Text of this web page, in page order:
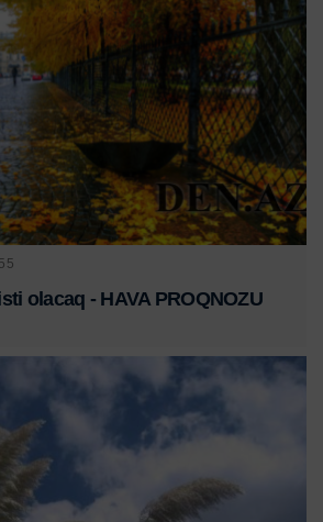
olacaq - HAVA PROQNOZU